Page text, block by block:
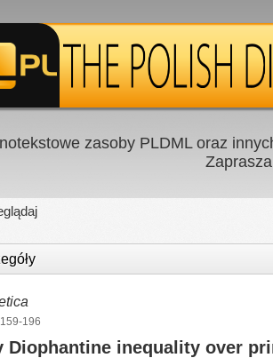
zasoby PLDML oraz
159-196
Diophantine inequality over